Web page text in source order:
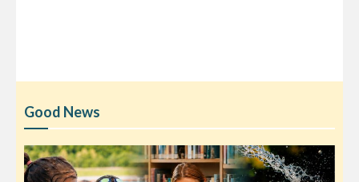
Good News